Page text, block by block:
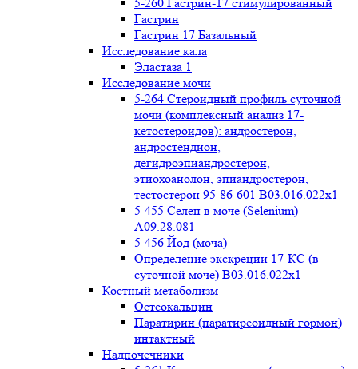
Гастрин
Гастрин 17 Базальный
Исследование кала
Эластаза 1
Исследование мочи
5-264 Стероидный профиль суточной
мочи (комплексный анализ 17-
кетостероидов): андростерон,
андростендион,
дегидроэпиандростерон,
этиохоанолон, эпиандростерон,
тестостерон 95-86-601 B03.016.022x1
5-455 Селен в моче (Selenium)
A09.28.081
5-456 Йод (моча)
Определение экскреции 17-КС (в
суточной моче) B03.016.022x1
Костный метаболизм
Остеокальцин
Паратирин (паратиреоидный гормон)
интактный
Надпочечники